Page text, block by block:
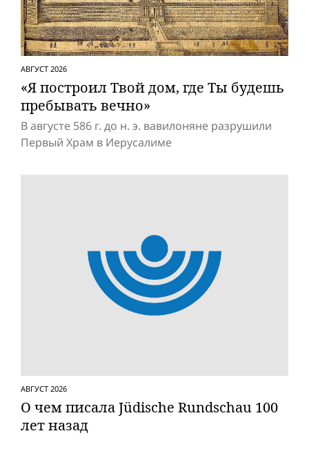
АВГУСТ 2026
«Я построил Твой дом, где Ты будешь
пребывать вечно»
В августе 586 г. до н. э. вавилоняне разрушили
Первый Храм в Иерусалиме
АВГУСТ 2026
О чем писала Jüdische Rundschau 100
лет назад